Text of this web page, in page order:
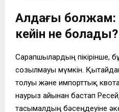
Алдағы болжам:
кейін не болады?
Сарапшылардың пікірінше,
созылмауы мүмкін.
толуы және импорттық
наурыз айынан бастап
тасымалдың бәсеңдеуіне